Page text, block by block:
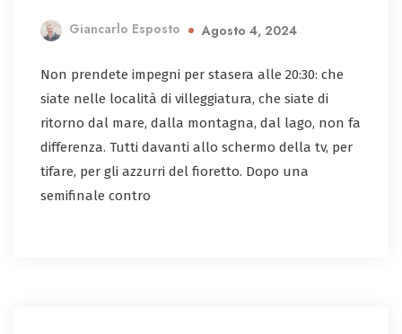
Giancarlo Esposto Agosto 4, 2024
Non prendete impegni per stasera alle 20:30: che
siate nelle località di villeggiatura, che siate di
ritorno dal mare, dalla montagna, dal lago, non fa
differenza. Tutti davanti allo schermo della tv, per
tifare, per gli azzurri del fioretto. Dopo una
semifinale contro